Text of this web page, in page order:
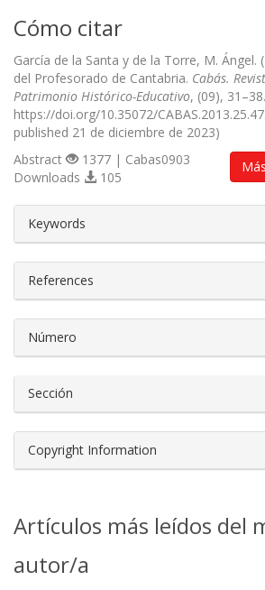
Cómo citar
García de la Santa y de la Torre, M. Ángel.
del Profesorado de Cantabria. Cabás.
Patrimonio Histórico-Educativo, (09), 31–38.
https://doi.org/10.35072/
published 21 de diciembre de 2023)
Abstract
1377 | Cabas0903
Downloads
105
Keywords
References
Número
Sección
Copyright Information
Artículos más leídos del
autor/a